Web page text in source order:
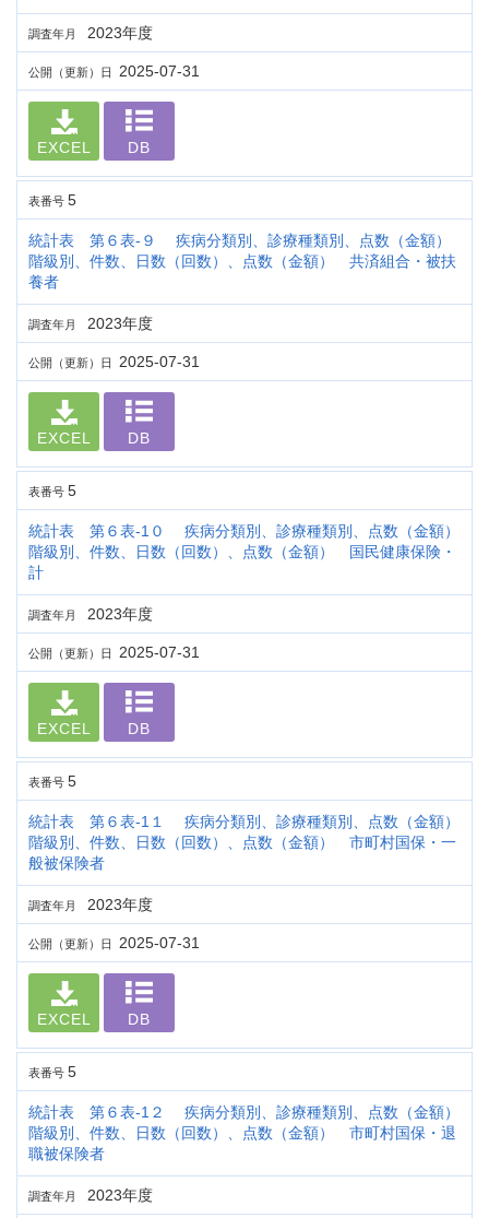
調査年月 2023年度
公開（更新）日 2025-07-31
EXCEL DB
表番号 5
統計表 第６表-９ 疾病分類別、診療種類別、点数（金額）
階級別、件数、日数（回数）、点数（金額） 共済組合・被扶
養者
調査年月 2023年度
公開（更新）日 2025-07-31
EXCEL DB
表番号 5
統計表 第６表-1０ 疾病分類別、診療種類別、点数（金額）
階級別、件数、日数（回数）、点数（金額） 国民健康保険・
計
調査年月 2023年度
公開（更新）日 2025-07-31
EXCEL DB
表番号 5
統計表 第６表-1１ 疾病分類別、診療種類別、点数（金額）
階級別、件数、日数（回数）、点数（金額） 市町村国保・一
般被保険者
調査年月 2023年度
公開（更新）日 2025-07-31
EXCEL DB
表番号 5
統計表 第６表-1２ 疾病分類別、診療種類別、点数（金額）
階級別、件数、日数（回数）、点数（金額） 市町村国保・退
職被保険者
調査年月 2023年度